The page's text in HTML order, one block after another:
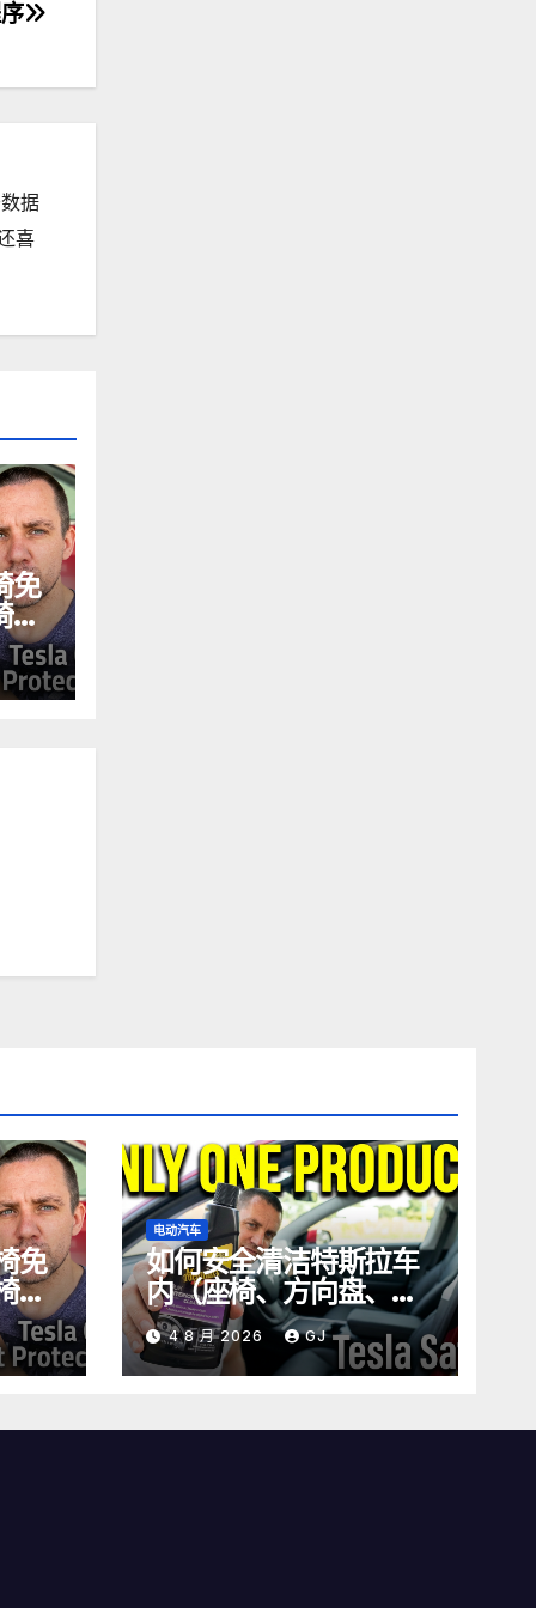
据
喜
免
的
免
的
电动汽车
如何安全清洁特斯拉车
内（座椅、方向盘、屏
幕）
4 8 月 2026 GJ